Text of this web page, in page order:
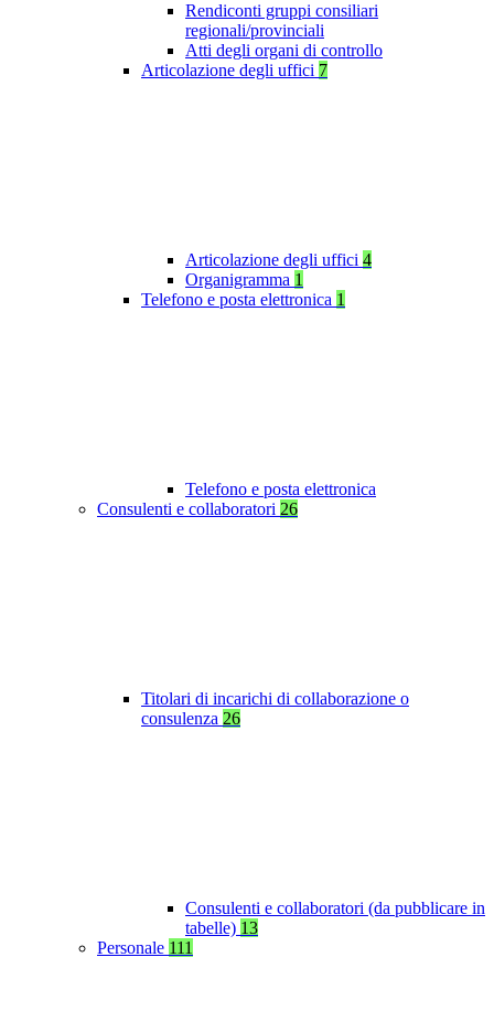
Rendiconti gruppi consiliari
regionali/provinciali
Atti degli organi di controllo
Articolazione degli uffici 7
Articolazione degli uffici 4
Organigramma 1
Telefono e posta elettronica 1
Telefono e posta elettronica
Consulenti e collaboratori 26
Titolari di incarichi di collaborazione o
consulenza 26
Consulenti e collaboratori (da pubblicare in
tabelle) 13
Personale 111